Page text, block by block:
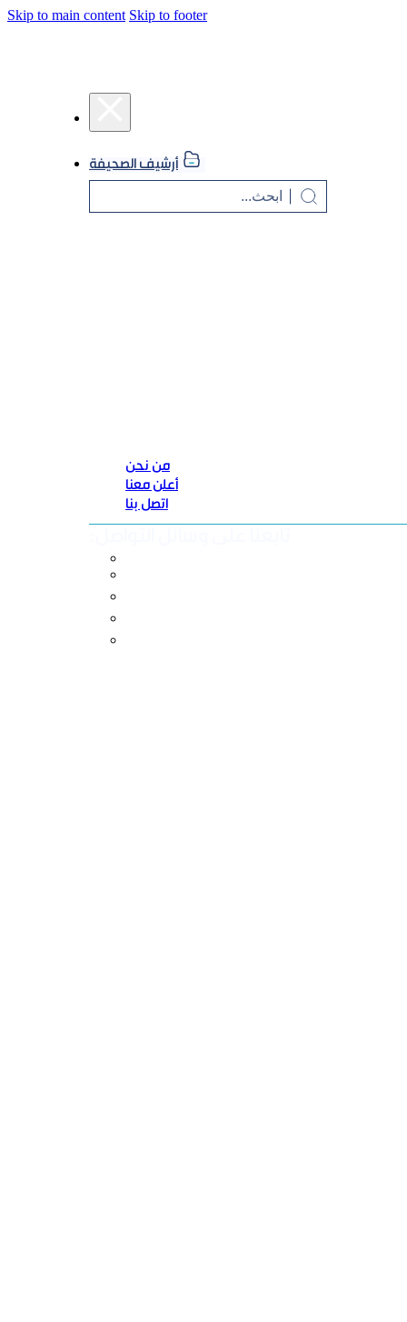
Skip to main content Skip to footer
أرشيف الصحيفة
من نحن
أعلن معنا
اتصل بنا